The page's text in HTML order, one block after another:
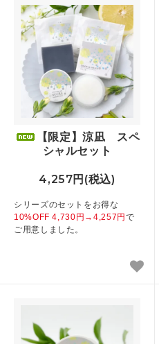
【限定】涼凪 スペ
シャルセット
4,257円(税込)
シリーズのセットをお得な
10%OFF 4,730円→4,257円 で
ご用意しました。